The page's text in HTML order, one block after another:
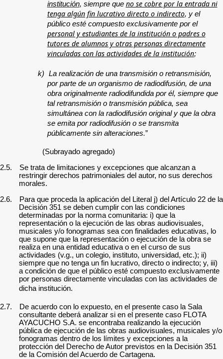
institución, siempre que no se cobre por la entrada ni
tenga algún fin lucrativo directo o indirecto, y el
público esté compuesto exclusivamente por el
personal y estudiantes de la institución o padres o
tutores de alumnos y otras personas directamente
vinculadas con las actividades de la institución;
k)
La realización de una transmisión o retransmisión,
por parte de un organismo de radiodifusión, de una
obra originalmente radiodifundida por él, siempre que
tal retransmisión o transmisión pública, sea
simultánea con la radiodifusión original y que la obra
se emita por radiodifusión o se transmita
públicamente sin alteraciones.”
(Subrayado agregado)
2.5.
Se trata de limitaciones y excepciones que alcanzan a
restringir derechos patrimoniales del autor, no sus derechos
morales.
2.6.
Para que proceda la aplicación del Literal j) del Artículo 22 de la
Decisión 351 se deben cumplir con las condiciones
determinadas por la norma comunitaria: i) que la
representación o la ejecución de las obras audiovisuales,
musicales y/o fonogramas sea con finalidades educativas, lo
que supone que la representación o ejecución de la obra se
realiza en una entidad educativa o en el curso de sus
actividades (v.g., un colegio, instituto, universidad, etc.); ii)
siempre que no tenga un fin lucrativo, directo o indirecto; y, iii)
a condición de que el público esté compuesto exclusivamente
por personas directamente vinculadas con las actividades de
dicha institución.
2.7.
De acuerdo con lo expuesto, en el presente caso la Sala
consultante deberá analizar si en el presente caso FLOTA
AYACUCHO S.A. se encontraba realizando la ejecución
pública de ejecución de las obras audiovisuales, musicales y/o
fonogramas dentro de los límites y excepciones a la
protección del Derecho de Autor previstos en la Decisión 351
de la Comisión del Acuerdo de Cartagena.